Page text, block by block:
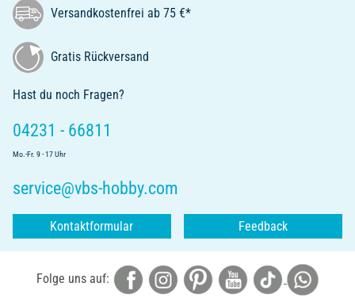
Versandkostenfrei ab 75 €*
Gratis Rückversand
Hast du noch Fragen?
04231 - 66811
Mo.-Fr. 9 - 17 Uhr
service@vbs-hobby.com
Kontaktformular Feedback
Folge uns auf: